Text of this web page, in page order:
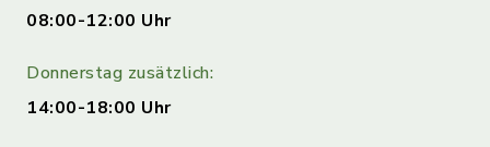
08:00-12:00 Uhr
Donnerstag zusätzlich:
14:00-18:00 Uhr